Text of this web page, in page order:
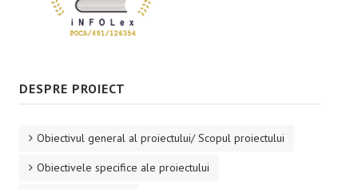
DESPRE PROIECT
Obiectivul general al proiectului/ Scopul proiectului
Obiectivele specifice ale proiectului